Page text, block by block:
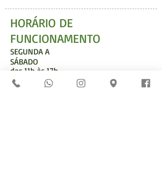
HORÁRIO DE
FUNCIONAMENTO
SEGUNDA A
SÁBADO
das 11h às 17h
*Não abrimos aos domingos. Consulte funcionamento